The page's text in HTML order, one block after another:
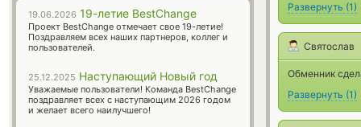
Развернуть (1)
Святослав
Обменник
Развернуть (1)
19.06.2026 19-летие BestChange
Проект BestChange отмечает свое 19-летие!
Поздравляем всех наших партнеров, коллег и
пользователей.
25.12.2025 Наступающий Новый год
Уважаемые пользователи! Команда BestChange
поздравляет всех с наступающим 2026 годом
и желает всего наилучшего!